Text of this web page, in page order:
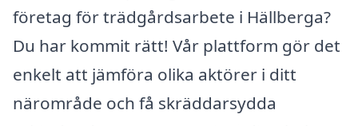
företag för trädgårdsarbete i Hällberga?
Du har kommit rätt! Vår plattform gör det
enkelt att jämföra olika aktörer i ditt
närområde och få skräddarsydda